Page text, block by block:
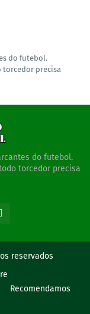
do futebol.
torcedor precisa
do futebol.
torcedor precisa
reservados
Recomendamos